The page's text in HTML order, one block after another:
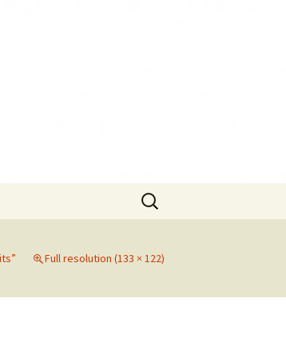
Search
for:
Full resolution (133 × 122)